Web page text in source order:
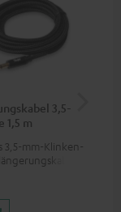
3,5-
1,5 m
3,5-mm-Klinken-